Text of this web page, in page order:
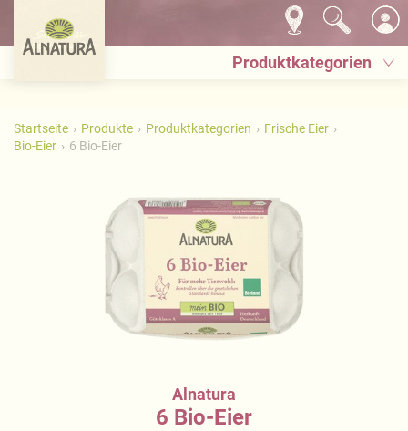
Produktkategorien
Startseite Produkte Produktkategorien
Frische Eier
Bio-Eier
6 Bio-Eier
Alnatura
6 Bio-Eier